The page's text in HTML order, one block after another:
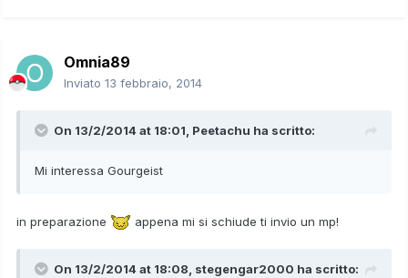
Omnia89
Inviato 13 febbraio, 2014
On 13/2/2014 at 18:01, Peetachu ha scritto:
Mi interessa Gourgeist
in preparazione appena mi si schiude ti invio un mp!
On 13/2/2014 at 18:08, stegengar2000 ha scritto: